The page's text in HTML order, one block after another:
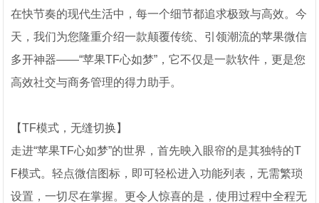
在快节奏的现代生活中，每一个细节都追求极致与高效。今
天，我们为您隆重介绍一款颠覆传统、引领潮流的苹果微信
多开神器——“苹果TF心如梦”，它不仅是一款软件，更是您
高效社交与商务管理的得力助手。
【TF模式，无缝切换】
走进“苹果TF心如梦”的世界，首先映入眼帘的是其独特的T
F模式。轻点微信图标，即可轻松进入功能列表，无需繁琐
设置，一切尽在掌握。更令人惊喜的是，使用过程中全程无